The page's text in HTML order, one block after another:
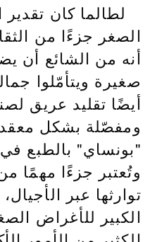
لطالما كان تقدير
الصغر جزءًا من
أنه من الشائع أن
صغيرة ويتأمّلوا
أيضًا تقليد عريق
ومفصّلة بشكل معقد
"بونساي" بالطبع في
وتُعتبر جزءًا مهمًا من
توارثها عبر
الكبير للأغراض